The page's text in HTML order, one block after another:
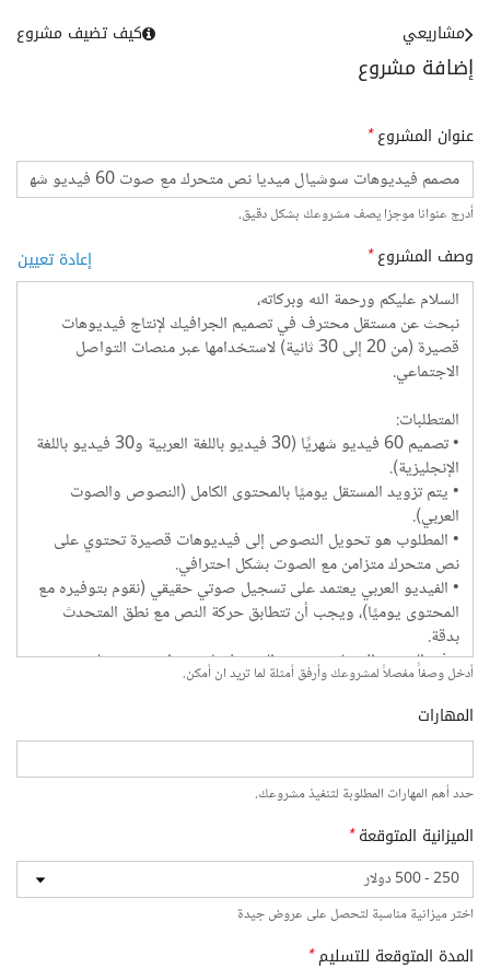
إضافة مشروع
مشاريعي كيف تضيف مشروع
عنوان المشروع*
أدرج عنوانا موجزا يصف مشروعك بشكل دقيق.
وصف المشروع* إعادة تعيين
أدخل وصفاً مفصلاً لمشروعك وأرفق أمثلة لما تريد ان أمكن.
المهارات
حدد أهم المهارات المطلوبة لتنفيذ مشروعك.
الميزانية المتوقعة*
اختر ميزانية مناسبة لتحصل على عروض جيدة
المدة المتوقعة للتسليم*